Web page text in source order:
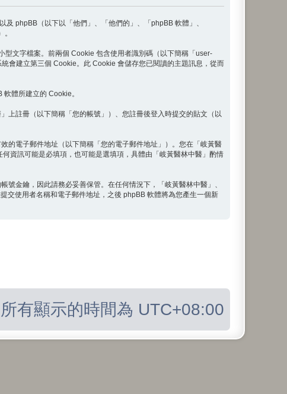
phpBB（以下以「他們」、「他們的」、「phpBB 軟體」、
文字檔案。前兩個 Cookie 包含使用者識別碼（以下簡稱「user-
會建立第三個 Cookie。此 Cookie 會儲存您已閱讀的主題訊息，從而
體所建立的 Cookie。
上註冊（以下簡稱「您的帳號」）、您註冊後登入時提交的貼文（以
的電子郵件地址（以下簡稱「您的電子郵件地址」）。您在「岐黃醫
資訊可能是必填項，也可能是選填項，具體由「岐黃醫林中醫」酌情
金鑰，因此請務必妥善保管。在任何情況下，「岐黃醫林中醫」、
交使用者名稱和電子郵件地址，之後 phpBB 軟體將為您產生一個新
所有顯示的時間為 UTC+08:00